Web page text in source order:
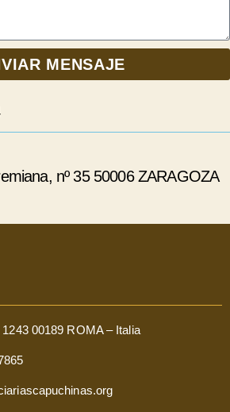
MENSAJE
nº 35 50006 ZARAGOZA
00189 ROMA – Italia